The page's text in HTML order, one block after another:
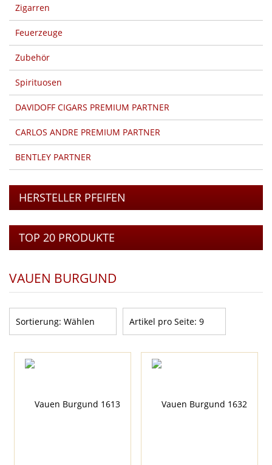
Zigarren
Feuerzeuge
Zubehör
Spirituosen
DAVIDOFF CIGARS PREMIUM PARTNER
CARLOS ANDRE PREMIUM PARTNER
BENTLEY PARTNER
HERSTELLER PFEIFEN
TOP 20 PRODUKTE
VAUEN BURGUND
Sortierung: Wählen Artikel pro Seite: 9